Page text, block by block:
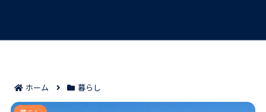
ホーム 暮らし
神奈川県で飲みやすい水道水ランキング7選｜水源と処